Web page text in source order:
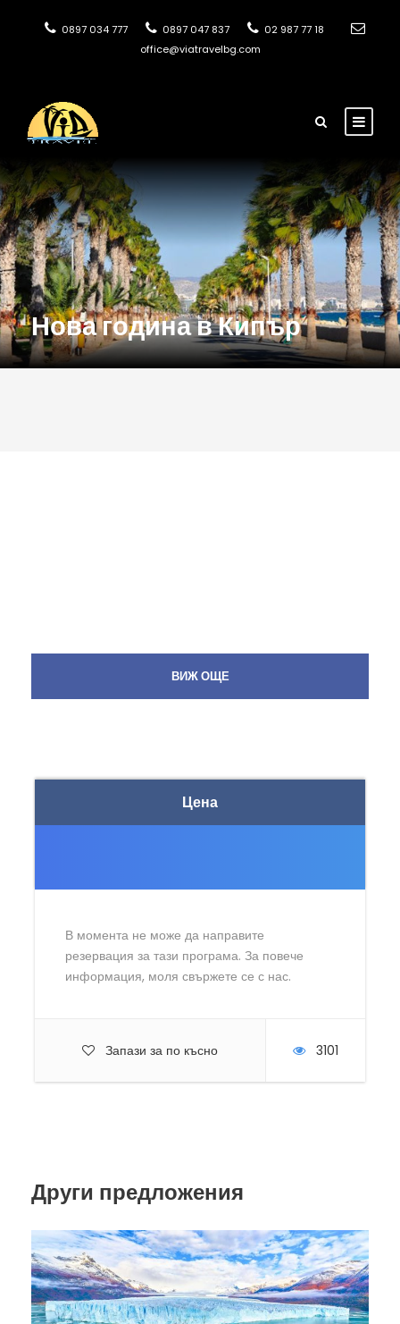
0897 034 777 0897 047 837
02 987 77 18
office@viatravelbg.com
Нова година в Кипър
Цена
В момента не може да направите
резервация за тази програма. За повече
информация, моля свържете се с нас.
Запази за по късно 3101
ВИЖ ОЩЕ
Други предложения